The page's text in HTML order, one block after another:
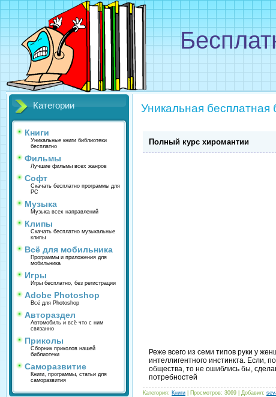
Категории
Книги
Уникальные книги библиотеки
бесплатно
Фильмы
Лучшие фильмы всех жанров
Софт
Скачать бесплатно программы для
PC
Музыка
Музыка всех направлений
Клипы
Скачать бесплатно музыкальные
клипы
Всё для мобильника
Программы и приложения для
мобильника
Игры
Игры бесплатно, без регистрации
Adobe Photoshop
Всё для Photoshop
Автораздел
Автомобиль и всё что с ним
связанно
Приколы
Сборник приколов нашей
библиотеки
Саморазвитие
Книги, программы, статьи для
саморазвития
Уникальная бесплатная
Полный курс хиромантии
Реже всего из семи типов руки у
интеллигентного инстинкта. Если,
общества, то не ошиблись бы,
потребностей
Категория: Книги | Просмотров: 3069 | Добавил: